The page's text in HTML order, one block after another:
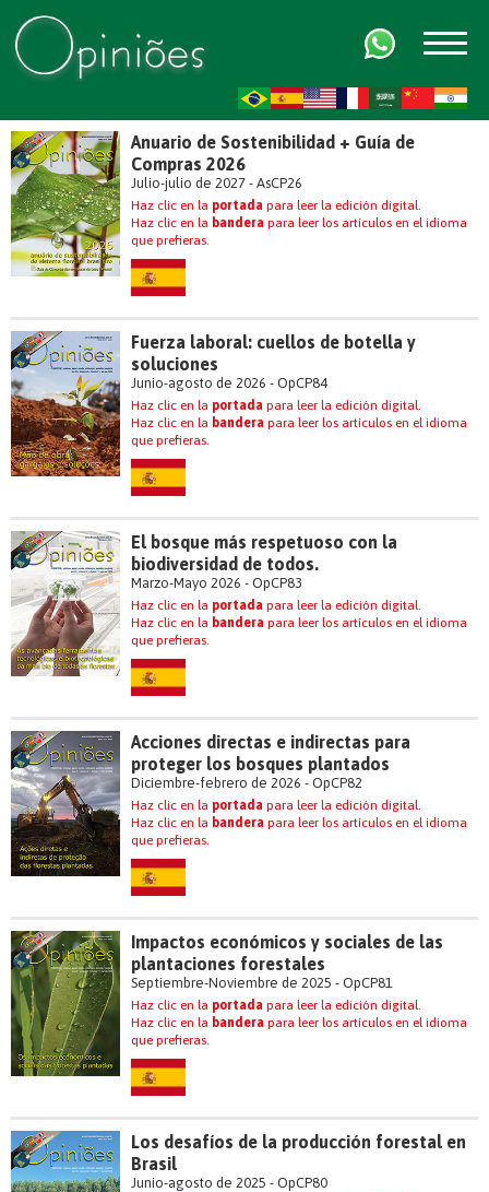
Anuario de Sostenibilidad + Guía de
Compras 2026
Julio-julio de 2027 - AsCP26
Haz clic en la portada para leer la edición digital.
Haz clic en la bandera para leer los artículos en el idioma
que prefieras.
Fuerza laboral: cuellos de botella y
soluciones
Junio-agosto de 2026 - OpCP84
Haz clic en la portada para leer la edición digital.
Haz clic en la bandera para leer los artículos en el idioma
que prefieras.
El bosque más respetuoso con la
biodiversidad de todos.
Marzo-Mayo 2026 - OpCP83
Haz clic en la portada para leer la edición digital.
Haz clic en la bandera para leer los artículos en el idioma
que prefieras.
Acciones directas e indirectas para
proteger los bosques plantados
Diciembre-febrero de 2026 - OpCP82
Haz clic en la portada para leer la edición digital.
Haz clic en la bandera para leer los artículos en el idioma
que prefieras.
Impactos económicos y sociales de las
plantaciones forestales
Septiembre-Noviembre de 2025 - OpCP81
Haz clic en la portada para leer la edición digital.
Haz clic en la bandera para leer los artículos en el idioma
que prefieras.
Los desafíos de la producción forestal en
Brasil
Junio-agosto de 2025 - OpCP80